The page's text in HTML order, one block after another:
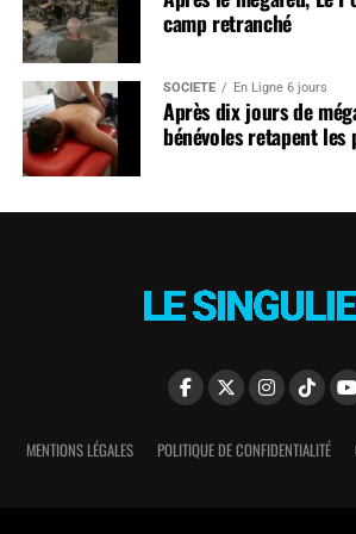
camp retranché
SOCIÉTÉ En Ligne 6 jours
Après dix jours de
bénévoles retapent les
MENTIONS LÉGALES POLITIQUE DE CONFIDENTIALITÉ